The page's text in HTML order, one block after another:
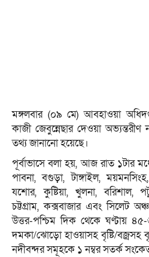
মঙ্গলবার (০৯ মে) আবহাওয়া
কাজী জেবুন্নেছার দেওয়া
তথ্য জানানো হয়েছে।
পূর্বাভাসে বলা হয়, আজ রাত ১টার
পাবনা, বগুড়া, টাঙ্গাইল,
যশোর, কুষ্টিয়া, খুলনা, বরিশাল,
চট্টগ্রাম, কক্সবাজার এবং সিলেট
উত্তর-পশ্চিম দিক থেকে ঘণ্টায় ৪৫-
দমকা/ঝোড়ো হাওয়াসহ বৃষ্টি/বজ্রসহ
নদীবন্দর সমূহকে ১ নম্বর সতর্ক